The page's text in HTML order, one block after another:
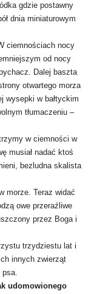
gdzie postawny
dnia miniaturowym
ciemnościach nocy
od nocy
Dalej baszta
otwartego morza
wysepki w bałtyckim
tłumaczeniu –
w ciemności w
musiał nadać ktoś
bezludna skalista
morze. Teraz widać
owe przeraźliwe
przez Boga i
trzydziestu lat i
innych zwierząt
psa.
udomowionego